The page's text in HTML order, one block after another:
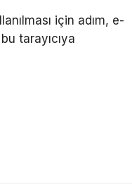
için adım, e-
tarayıcıya